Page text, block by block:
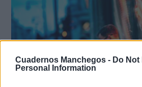
Cuadernos Manchegos - Do
Personal Information